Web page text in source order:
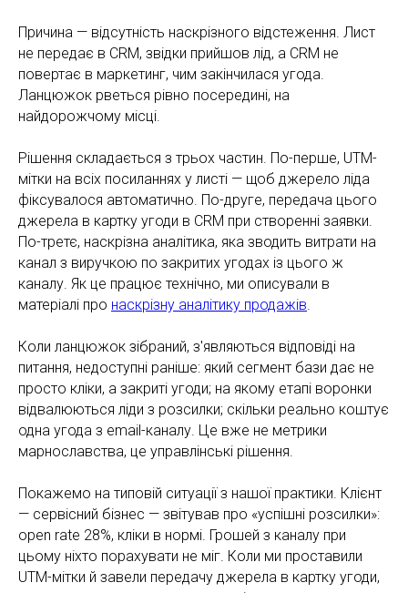
Причина — відсутність наскрізного відстеження. Лист
не передає в CRM, звідки прийшов лід, а CRM не
повертає в маркетинг, чим закінчилася угода.
Ланцюжок рветься рівно посередині, на
найдорожчому місці.
Рішення складається з трьох частин. По-перше, UTM-
мітки на всіх посиланнях у листі — щоб джерело ліда
фіксувалося автоматично. По-друге, передача цього
джерела в картку угоди в CRM при створенні заявки.
По-третє, наскрізна аналітика, яка зводить витрати на
канал з виручкою по закритих угодах із цього ж
каналу. Як це працює технічно, ми описували в
матеріалі про наскрізну аналітику продажів
Коли ланцюжок зібраний, з'являються відповіді на
питання, недоступні раніше: який сегмент бази дає не
просто кліки, а закриті угоди; на якому етапі воронки
відвалюються ліди з розсилки; скільки реально коштує
одна угода з email-каналу. Це вже не метрики
марнославства, це управлінські рішення.
Покажемо на типовій ситуації з нашої практики. Клієнт
— сервісний бізнес — звітував про «успішні розсилки»:
open rate 28%, кліки в нормі. Грошей з каналу при
цьому ніхто порахувати не міг. Коли ми проставили
UTM-мітки й завели передачу джерела в картку угоди,